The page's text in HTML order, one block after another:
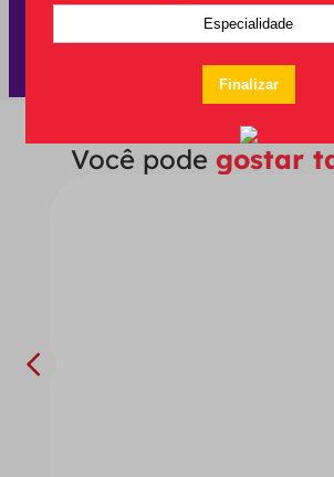
Você pode gostar